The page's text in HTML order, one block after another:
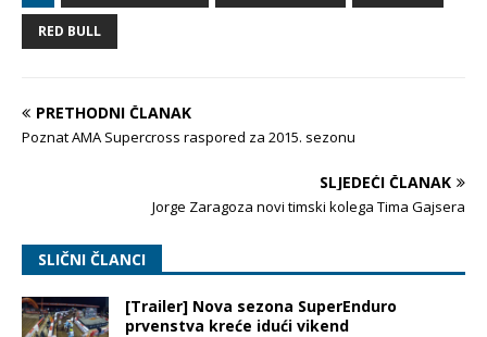
RED BULL
PRETHODNI ČLANAK
Poznat AMA Supercross raspored za 2015. sezonu
SLJEDEĆI ČLANAK
Jorge Zaragoza novi timski kolega Tima Gajsera
SLIČNI ČLANCI
[Trailer] Nova sezona SuperEnduro
prvenstva kreće idući vikend